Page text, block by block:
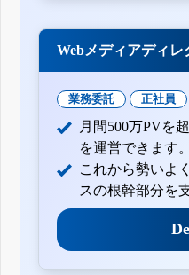
Webメディアディレ
業務委託 正社員
月間500万PVを
を運営できます。
これから勢いよ
スの根幹部分を